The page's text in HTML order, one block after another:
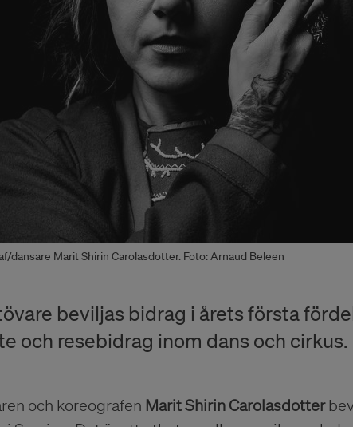
dansare Marit Shirin Carolasdotter. Foto: Arnaud Beleen
beviljas bidrag i årets första
och resebidrag inom dans och cirkus.
och koreografen Marit Shirin Carolasdotter